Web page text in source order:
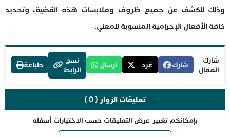
وذلك للكشف عن جميع ظروف وملابسات هذه القضية، وتحديد
كافة الأفعال الإجرامية المنسوبة للمعني.
شارك
المقال
شارك غرد إرسال
نسخ
الرابط
طباعة
تعليقات الزوار ( 0 )
بإمكانكم تغيير عرض التعليقات حسب الاختيارات أسفله